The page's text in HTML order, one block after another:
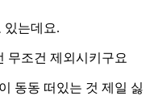
있는데요.
무조건 제외시키구요
동동 떠있는 것 제일 싫